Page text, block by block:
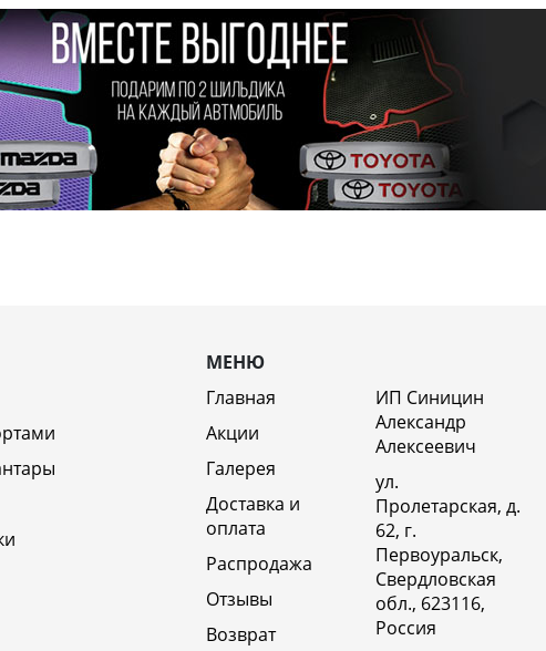
МЕНЮ
Главная
Акции
Галерея
Доставка и
оплата
Распродажа
Отзывы
Возврат
ИП Синицин
Александр
Алексеевич
ул.
Пролетарская, д.
62, г.
Первоуральск,
Свердловская
обл., 623116,
Россия